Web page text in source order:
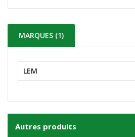
MARQUES (1)
LEM
Autres produits